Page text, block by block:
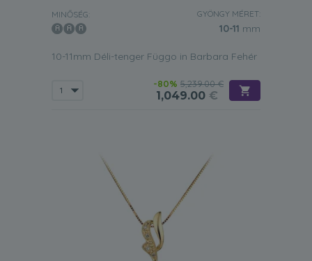
MINŐSÉG: GYÖNGY MÉRET:
10-11 mm
10-11mm Déli-tenger Függo in Barbara Fehér
-80% 5,239.00 €
1,049.00 €